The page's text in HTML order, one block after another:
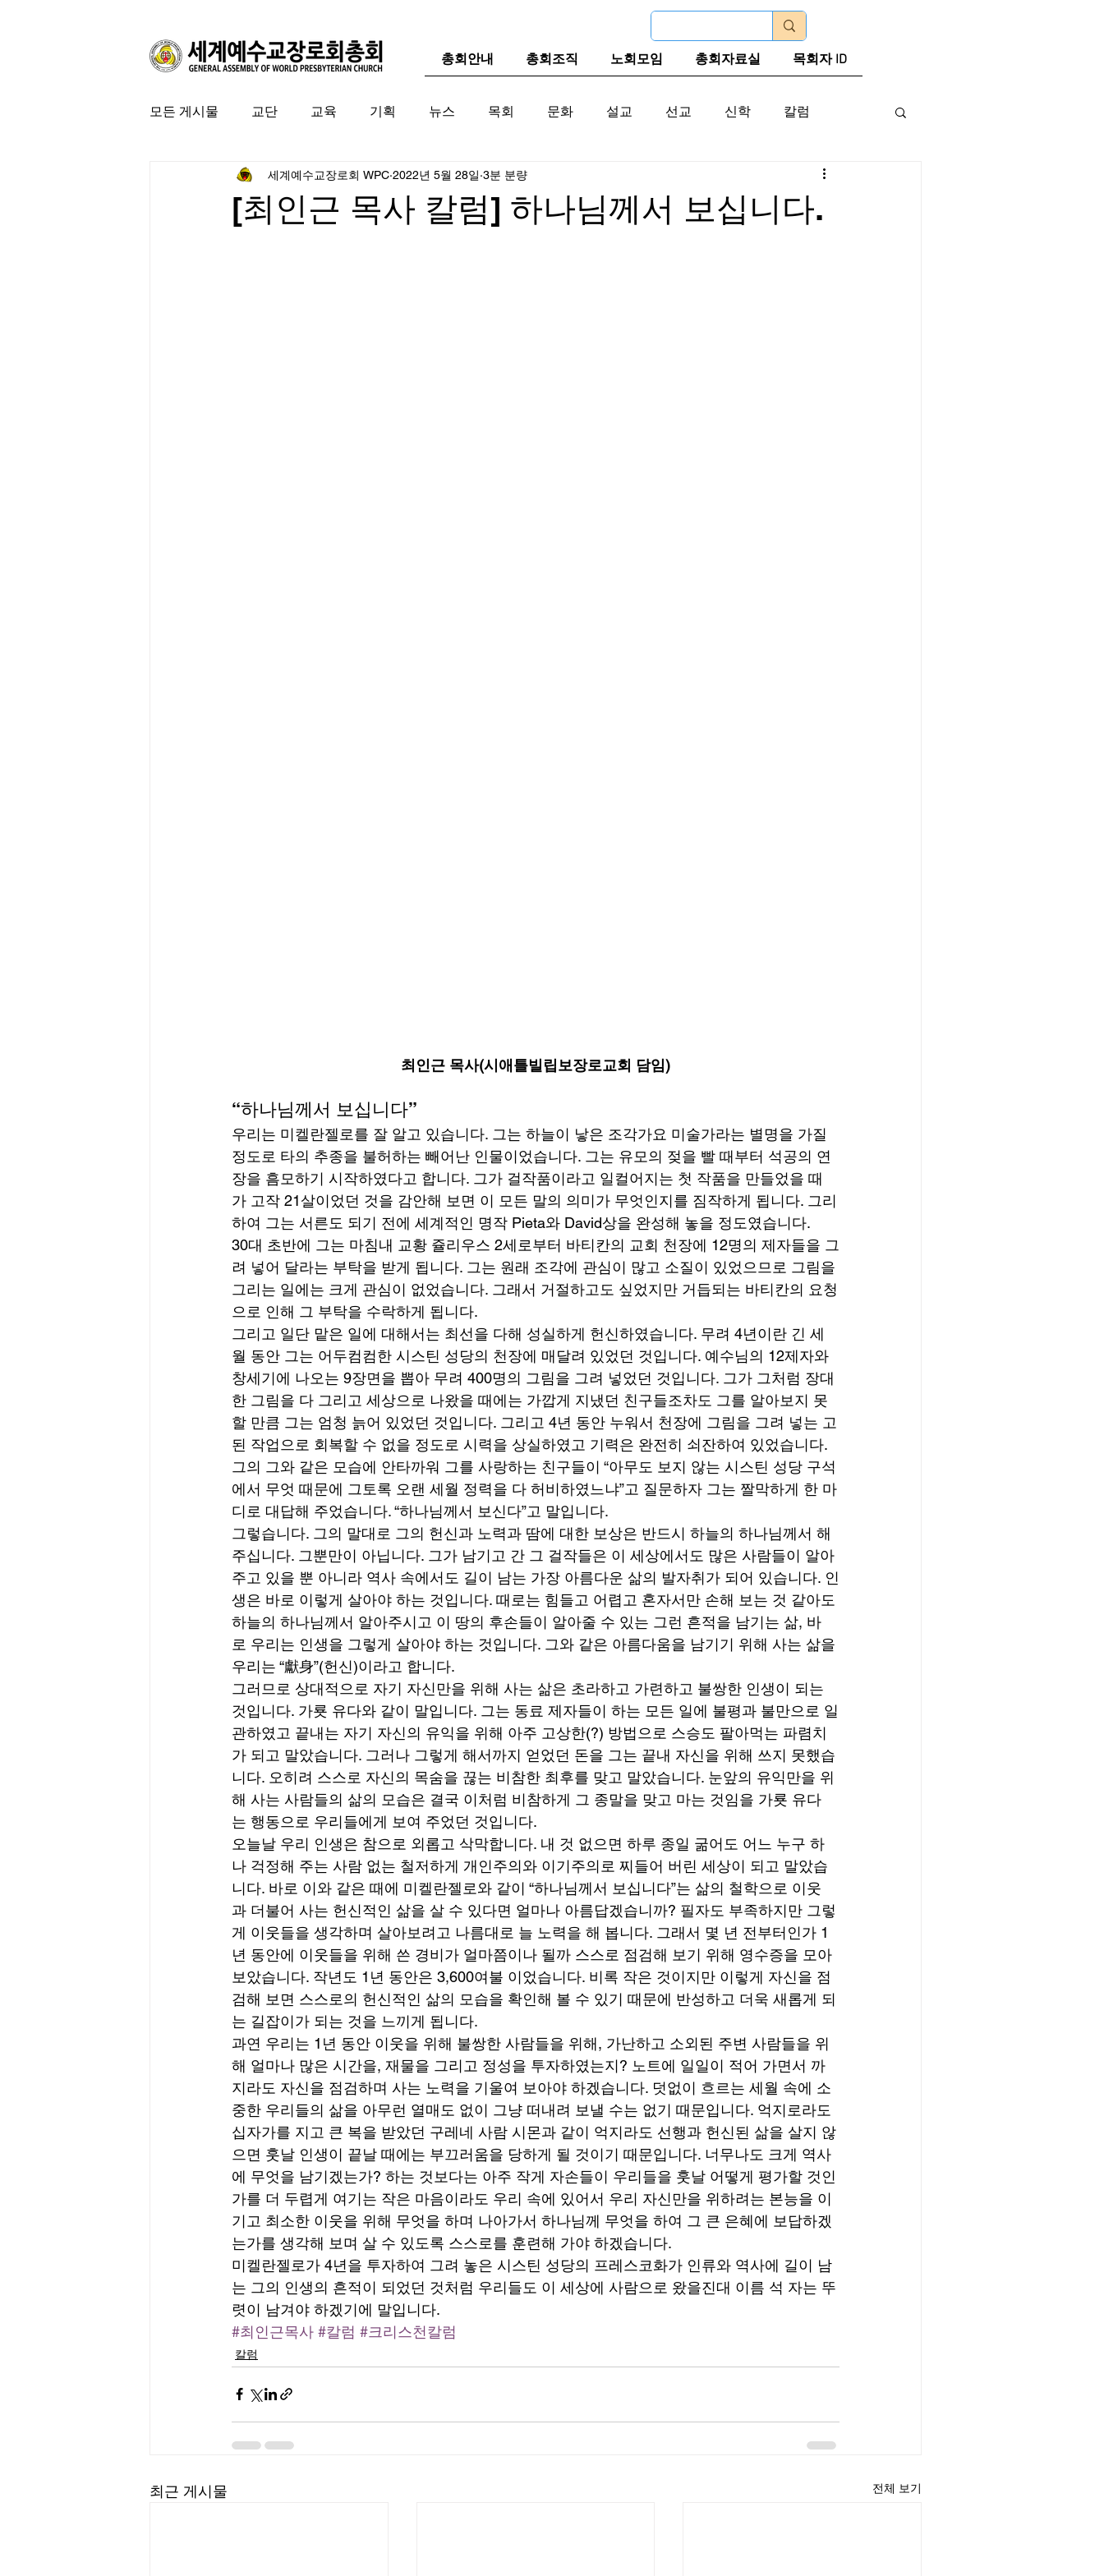
총회안내 총회조직 노회모임 총회자료실 목회자 ID
모든 게시물 교단 교육 기획 뉴스 목회 문화 설교 선교 신학 칼럼
특집 미국 교계 한국 교계 교단역사
[최인근 목사 칼럼] 하나님께서 보십니다.
세계예수교장로회 WPC 2022년 5월 28일 3분 분량
최인근 목사(시애틀빌립보장로교회 담임)
“하나님께서 보십니다”
우리는 미켈란젤로를 잘 알고 있습니다. 그는 하늘이 낳은 조각가요 미술가라는 별명을 가질
정도로 타의 추종을 불허하는 빼어난 인물이었습니다. 그는 유모의 젖을 빨 때부터 석공의 연
장을 흠모하기 시작하였다고 합니다. 그가 걸작품이라고 일컬어지는 첫 작품을 만들었을 때
가 고작 21살이었던 것을 감안해 보면 이 모든 말의 의미가 무엇인지를 짐작하게 됩니다. 그리
하여 그는 서른도 되기 전에 세계적인 명작 Pieta와 David상을 완성해 놓을 정도였습니다.
30대 초반에 그는 마침내 교황 쥴리우스 2세로부터 바티칸의 교회 천장에 12명의 제자들을 그
려 넣어 달라는 부탁을 받게 됩니다. 그는 원래 조각에 관심이 많고 소질이 있었으므로 그림을
그리는 일에는 크게 관심이 없었습니다. 그래서 거절하고도 싶었지만 거듭되는 바티칸의 요청
으로 인해 그 부탁을 수락하게 됩니다.
그리고 일단 맡은 일에 대해서는 최선을 다해 성실하게 헌신하였습니다. 무려 4년이란 긴 세
월 동안 그는 어두컴컴한 시스틴 성당의 천장에 매달려 있었던 것입니다. 예수님의 12제자와
창세기에 나오는 9장면을 뽑아 무려 400명의 그림을 그려 넣었던 것입니다. 그가 그처럼 장대
한 그림을 다 그리고 세상으로 나왔을 때에는 가깝게 지냈던 친구들조차도 그를 알아보지 못
할 만큼 그는 엄청 늙어 있었던 것입니다. 그리고 4년 동안 누워서 천장에 그림을 그려 넣는 고
된 작업으로 회복할 수 없을 정도로 시력을 상실하였고 기력은 완전히 쇠잔하여 있었습니다.
그의 그와 같은 모습에 안타까워 그를 사랑하는 친구들이 “아무도 보지 않는 시스틴 성당 구석
에서 무엇 때문에 그토록 오랜 세월 정력을 다 허비하였느냐”고 질문하자 그는 짤막하게 한 마
디로 대답해 주었습니다. “하나님께서 보신다”고 말입니다.
그렇습니다. 그의 말대로 그의 헌신과 노력과 땀에 대한 보상은 반드시 하늘의 하나님께서 해
주십니다. 그뿐만이 아닙니다. 그가 남기고 간 그 걸작들은 이 세상에서도 많은 사람들이 알아
주고 있을 뿐 아니라 역사 속에서도 길이 남는 가장 아름다운 삶의 발자취가 되어 있습니다. 인
생은 바로 이렇게 살아야 하는 것입니다. 때로는 힘들고 어렵고 혼자서만 손해 보는 것 같아도
하늘의 하나님께서 알아주시고 이 땅의 후손들이 알아줄 수 있는 그런 흔적을 남기는 삶, 바
로 우리는 인생을 그렇게 살아야 하는 것입니다. 그와 같은 아름다움을 남기기 위해 사는 삶을
우리는 “獻身”(헌신)이라고 합니다.
그러므로 상대적으로 자기 자신만을 위해 사는 삶은 초라하고 가련하고 불쌍한 인생이 되는
것입니다. 가룟 유다와 같이 말입니다. 그는 동료 제자들이 하는 모든 일에 불평과 불만으로 일
관하였고 끝내는 자기 자신의 유익을 위해 아주 고상한(?) 방법으로 스승도 팔아먹는 파렴치
가 되고 말았습니다. 그러나 그렇게 해서까지 얻었던 돈을 그는 끝내 자신을 위해 쓰지 못했습
니다. 오히려 스스로 자신의 목숨을 끊는 비참한 최후를 맞고 말았습니다. 눈앞의 유익만을 위
해 사는 사람들의 삶의 모습은 결국 이처럼 비참하게 그 종말을 맞고 마는 것임을 가룟 유다
는 행동으로 우리들에게 보여 주었던 것입니다.
오늘날 우리 인생은 참으로 외롭고 삭막합니다. 내 것 없으면 하루 종일 굶어도 어느 누구 하
나 걱정해 주는 사람 없는 철저하게 개인주의와 이기주의로 찌들어 버린 세상이 되고 말았습
니다. 바로 이와 같은 때에 미켈란젤로와 같이 “하나님께서 보십니다”는 삶의 철학으로 이웃
과 더불어 사는 헌신적인 삶을 살 수 있다면 얼마나 아름답겠습니까? 필자도 부족하지만 그렇
게 이웃들을 생각하며 살아보려고 나름대로 늘 노력을 해 봅니다. 그래서 몇 년 전부터인가 1
년 동안에 이웃들을 위해 쓴 경비가 얼마쯤이나 될까 스스로 점검해 보기 위해 영수증을 모아
보았습니다. 작년도 1년 동안은 3,600여불 이었습니다. 비록 작은 것이지만 이렇게 자신을 점
검해 보면 스스로의 헌신적인 삶의 모습을 확인해 볼 수 있기 때문에 반성하고 더욱 새롭게 되
는 길잡이가 되는 것을 느끼게 됩니다.
과연 우리는 1년 동안 이웃을 위해 불쌍한 사람들을 위해, 가난하고 소외된 주변 사람들을 위
해 얼마나 많은 시간을, 재물을 그리고 정성을 투자하였는지? 노트에 일일이 적어 가면서 까
지라도 자신을 점검하며 사는 노력을 기울여 보아야 하겠습니다. 덧없이 흐르는 세월 속에 소
중한 우리들의 삶을 아무런 열매도 없이 그냥 떠내려 보낼 수는 없기 때문입니다. 억지로라도
십자가를 지고 큰 복을 받았던 구레네 사람 시몬과 같이 억지라도 선행과 헌신된 삶을 살지 않
으면 훗날 인생이 끝날 때에는 부끄러움을 당하게 될 것이기 때문입니다. 너무나도 크게 역사
에 무엇을 남기겠는가? 하는 것보다는 아주 작게 자손들이 우리들을 훗날 어떻게 평가할 것인
가를 더 두렵게 여기는 작은 마음이라도 우리 속에 있어서 우리 자신만을 위하려는 본능을 이
기고 최소한 이웃을 위해 무엇을 하며 나아가서 하나님께 무엇을 하여 그 큰 은혜에 보답하겠
는가를 생각해 보며 살 수 있도록 스스로를 훈련해 가야 하겠습니다.
미켈란젤로가 4년을 투자하여 그려 놓은 시스틴 성당의 프레스코화가 인류와 역사에 길이 남
는 그의 인생의 흔적이 되었던 것처럼 우리들도 이 세상에 사람으로 왔을진대 이름 석 자는 뚜
렷이 남겨야 하겠기에 말입니다.
#최인근목사 #칼럼 #크리스천칼럼
칼럼
최근 게시물 전체 보기